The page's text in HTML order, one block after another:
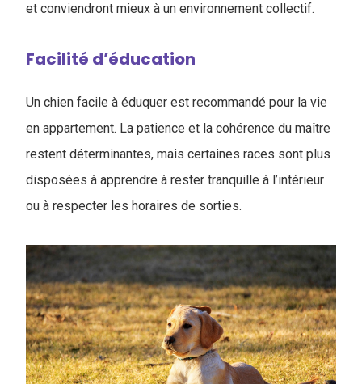
et conviendront mieux à un environnement collectif.
Facilité d’éducation
Un chien facile à éduquer est recommandé pour la vie
en appartement. La patience et la cohérence du maître
restent déterminantes, mais certaines races sont plus
disposées à apprendre à rester tranquille à l’intérieur
ou à respecter les horaires de sorties.